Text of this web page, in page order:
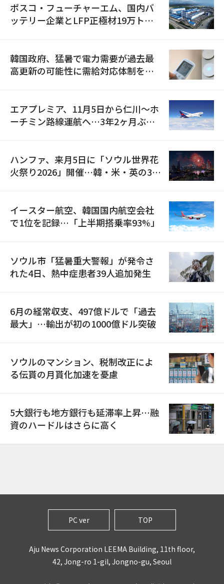
ポスコ・フューチャーエム、国内バ
ッテリー企業とLFP正極材19万トン
韓国政府、猛暑で電力需要が過去最
高更新の可能性に需給対応体制を点
エアプレミア、11月5日から仁川〜ホ
ーチミン路線運航へ…3年2ヶ月ぶり
ハンファ、来月5日に「ソウル世界花
火祭り2026」開催…韓・米・英の3カ
イースター航空、韓国国内航空会社
で1位を記録…「上半期搭乗率93%」
ソウル市「猛暑重大警報」が発令さ
れた4日、熱中症患者39人追加発生
6月の経常収支、497億ドルで「過去
最大」…輸出が初の1000億ドル突破
ソウルのマンション、税制改正によ
る伝貰の月貰化加速を憂慮
5大銀行も地方銀行も延滞率上昇…融
資のハードルはさらに高く
PC ver TOP
Aju News Corporation LEEMA Building, 11th floor,
42, Jong-ro 1-gil, Jongno-gu, Seoul